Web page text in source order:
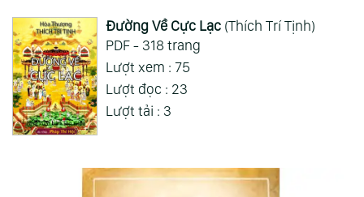
Đường Về Cực Lạc(Thích Trí Tịnh)
PDF - 318 trang
Lượt xem : 75
Lượt đọc : 23
Lượt tải : 3